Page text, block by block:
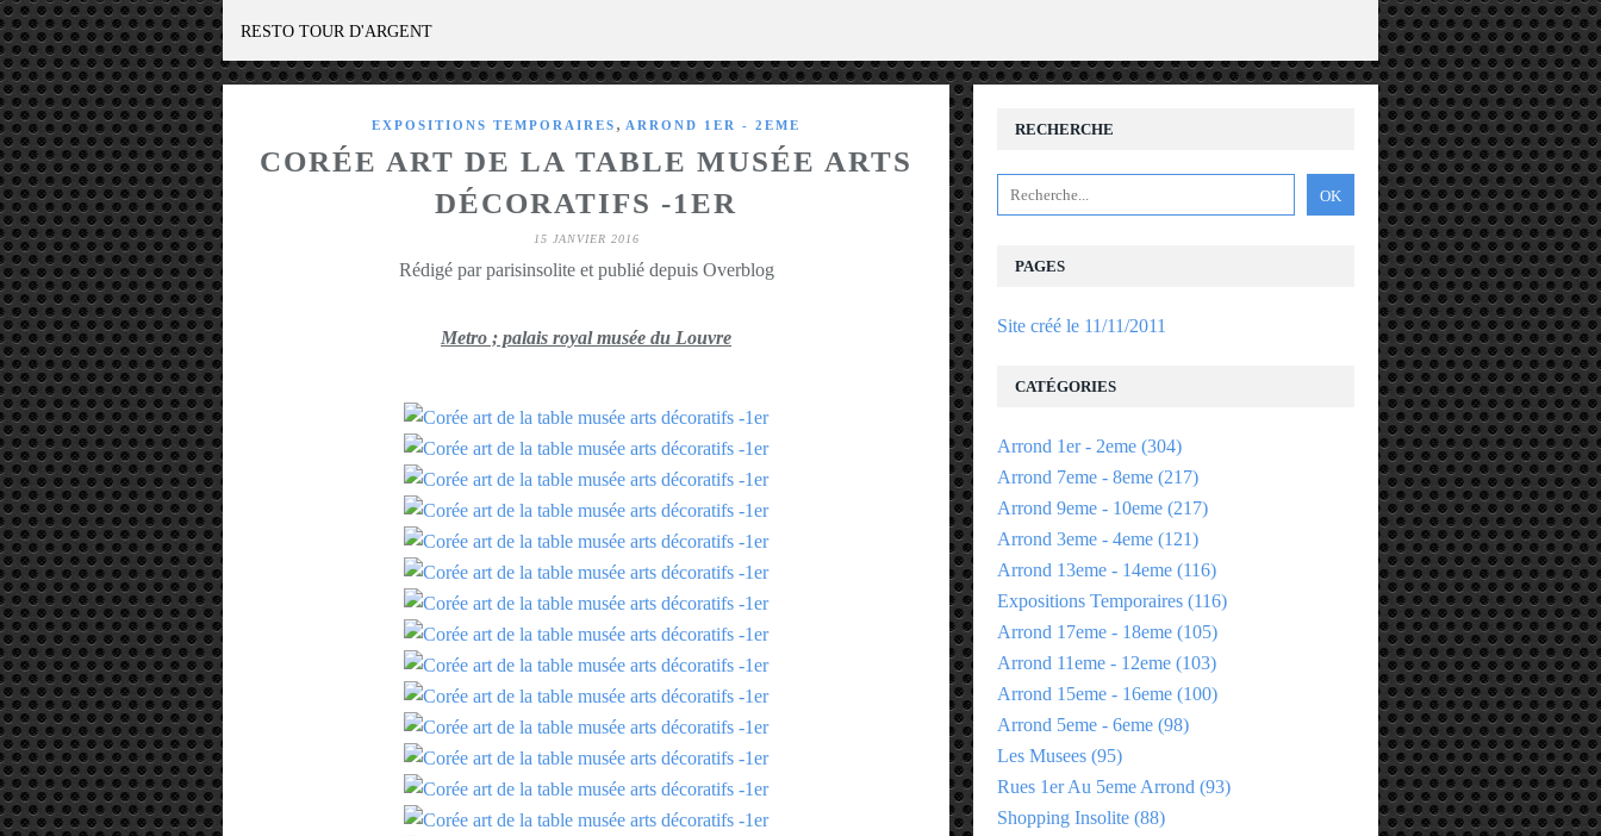
RESTO TOUR D'ARGENT
EXPOSITIONS TEMPORAIRES , ARROND 1ER - 2EME
CORÉE ART DE LA TABLE MUSÉE ARTS
DÉCORATIFS -1ER
15 JANVIER 2016
Rédigé par parisinsolite et publié depuis Overblog
Metro ; palais royal musée du Louvre
RECHERCHE
PAGES
Site créé le 11/11/2011
CATÉGORIES
Arrond 1er - 2eme (304)
Arrond 7eme - 8eme (217)
Arrond 9eme - 10eme (217)
Arrond 3eme - 4eme (121)
Arrond 13eme - 14eme (116)
Expositions Temporaires (116)
Arrond 17eme - 18eme (105)
Arrond 11eme - 12eme (103)
Arrond 15eme - 16eme (100)
Arrond 5eme - 6eme (98)
Les Musees (95)
Rues 1er Au 5eme Arrond (93)
Shopping Insolite (88)